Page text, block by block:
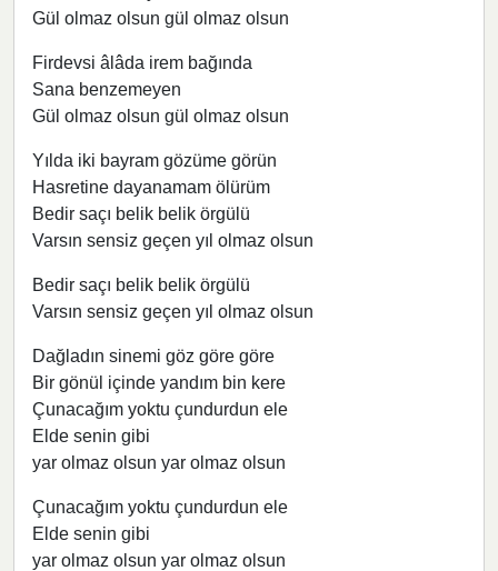
Gül olmaz olsun gül olmaz olsun
Firdevsi âlâda irem bağında
Sana benzemeyen
Gül olmaz olsun gül olmaz olsun
Yılda iki bayram gözüme görün
Hasretine dayanamam ölürüm
Bedir saçı belik belik örgülü
Varsın sensiz geçen yıl olmaz olsun
Bedir saçı belik belik örgülü
Varsın sensiz geçen yıl olmaz olsun
Dağladın sinemi göz göre göre
Bir gönül içinde yandım bin kere
Çunacağım yoktu çundurdun ele
Elde senin gibi
yar olmaz olsun yar olmaz olsun
Çunacağım yoktu çundurdun ele
Elde senin gibi
yar olmaz olsun yar olmaz olsun